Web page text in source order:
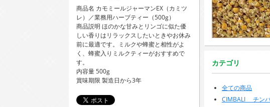
商品名 カモミールジャーマンEX（カミツ
レ）／業務用ハーブティー（500g）
商品説明 ほのかな甘みとリンゴに似た優
しい香りはリラックスしたいときやお休み
前に最適です。ミルクや蜂蜜と相性がよ
く、蜂蜜入りミルクティーがおすすめで
す。
内容量 500g
賞味期限 製造日から3年
カテゴリ
全ての商品
CIMBALI チン